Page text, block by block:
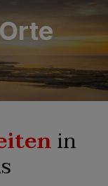
in